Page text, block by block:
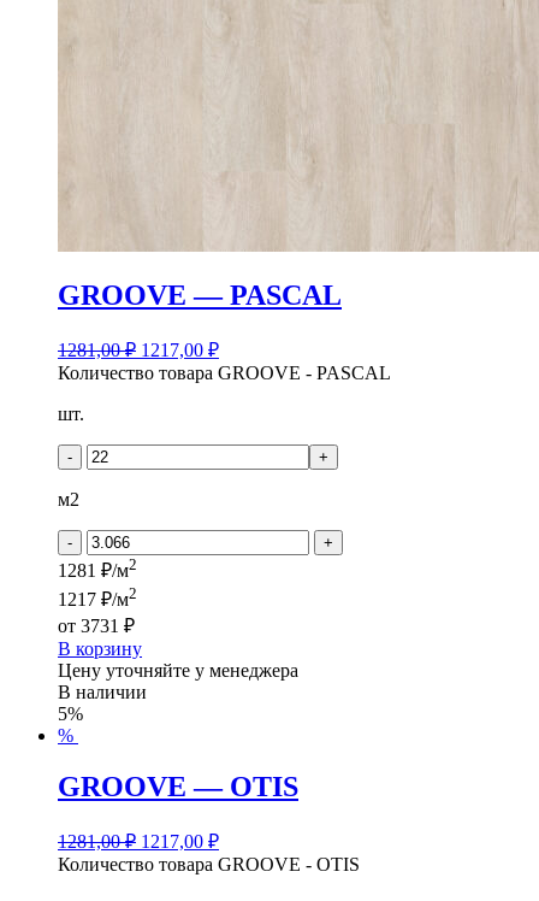
GROOVE — PASCAL
1281,00₽ 1217,00 ₽
Количество товара GROOVE - PASCAL
шт.
- +
м2
- +
1281 ₽/м2
1217 ₽/м2
от 3731 ₽
В корзину
Цену уточняйте у менеджера
В наличии
5%
%
GROOVE — OTIS
1281,00₽ 1217,00 ₽
Количество товара GROOVE - OTIS